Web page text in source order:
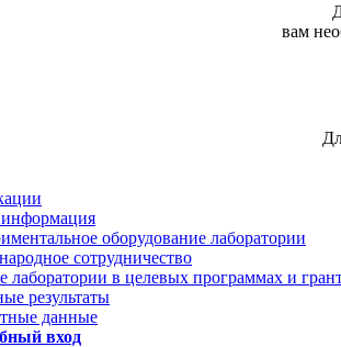
вам
оборудование лаборатории
сотрудничество
лаборатории в целевых программах и
результаты
данные
вход